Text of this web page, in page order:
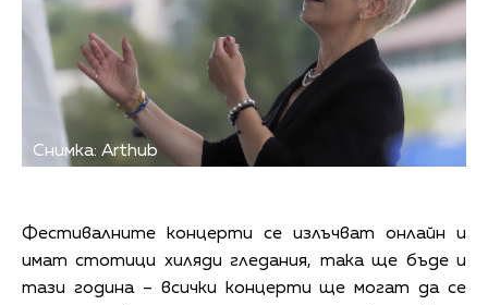
Снимка: Arthub
Фестивалните концерти се излъчват онлайн и
имат стотици хиляди гледания, така ще бъде и
тази година – всички концерти ще могат да се